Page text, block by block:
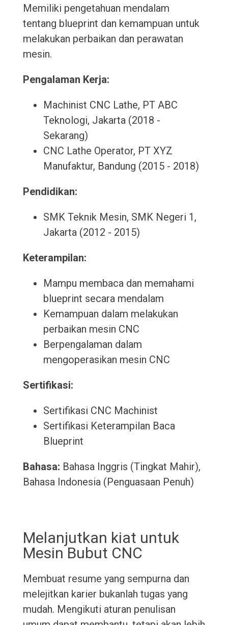
Memiliki pengetahuan mendalam
tentang blueprint dan kemampuan untuk
melakukan perbaikan dan perawatan
mesin.
Pengalaman Kerja:
Machinist CNC Lathe, PT ABC
Teknologi, Jakarta (2018 -
Sekarang)
CNC Lathe Operator, PT XYZ
Manufaktur, Bandung (2015 - 2018)
Pendidikan:
SMK Teknik Mesin, SMK Negeri 1,
Jakarta (2012 - 2015)
Keterampilan:
Mampu membaca dan memahami
blueprint secara mendalam
Kemampuan dalam melakukan
perbaikan mesin CNC
Berpengalaman dalam
mengoperasikan mesin CNC
Sertifikasi:
Sertifikasi CNC Machinist
Sertifikasi Keterampilan Baca
Blueprint
Bahasa: Bahasa Inggris (Tingkat Mahir),
Bahasa Indonesia (Penguasaan Penuh)
Melanjutkan kiat untuk
Mesin Bubut CNC
Membuat resume yang sempurna dan
melejitkan karier bukanlah tugas yang
mudah. Mengikuti aturan penulisan